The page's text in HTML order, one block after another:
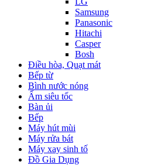
Samsung
Panasonic
Hitachi
Casper
Bosh
Điều hòa, Quạt mát
Bếp từ
Bình nước nóng
Ấm siêu tốc
Bàn ủi
Bếp
Máy hút mùi
Máy rửa bát
Máy xay sinh tố
Đồ Gia Dụng